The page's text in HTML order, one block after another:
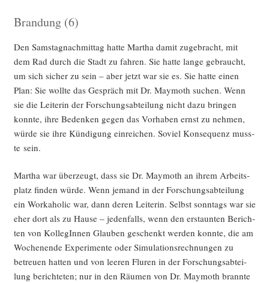
Brandung (6)
Den Sams­tag­nach­mit­tag hat­te Mar­tha damit zuge­bracht, mit
dem Rad durch die Stadt zu fah­ren. Sie hat­te lan­ge gebraucht,
um sich sicher zu sein – aber jetzt war sie es. Sie hat­te einen
Plan: Sie woll­te das Gespräch mit Dr. May­mo­th suchen. Wenn
sie die Lei­te­rin der For­schungs­ab­tei­lung nicht dazu brin­gen
konn­te, ihre Beden­ken gegen das Vor­ha­ben ernst zu neh­men,
wür­de sie ihre Kün­di­gung ein­rei­chen. Soviel Kon­se­quenz muss­
te sein.
Mar­tha war über­zeugt, dass sie Dr. May­mo­th an ihrem Arbeits­
platz fin­den wür­de. Wenn jemand in der For­schungs­ab­tei­lung
ein Work­aho­lic war, dann deren Lei­te­rin. Selbst sonn­tags war sie
eher dort als zu Hau­se – jeden­falls, wenn den erstaun­ten Berich­
ten von Kol­le­gIn­nen Glau­ben geschenkt wer­den konn­te, die am
Wochen­en­de Expe­ri­men­te oder Simu­la­ti­ons­rech­nun­gen zu
betreu­en hat­ten und von lee­ren Flu­ren in der For­schungs­ab­tei­
lung berich­te­ten; nur in den Räu­men von Dr. May­mo­th brann­te